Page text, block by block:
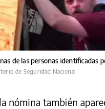
de las personas identificadas
de Seguridad Nacional
nómina también